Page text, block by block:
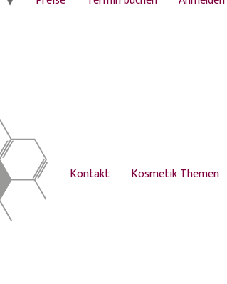
Kontakt Kosmetik Themen